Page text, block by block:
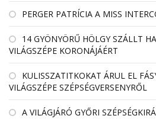
PERGER PATRÍCIA A MISS
14 GYÖNYÖRŰ HÖLGY SZÁLLT
VILÁGSZÉPE KORONÁJÁÉRT
KULISSZATITKOKAT ÁRUL EL
VILÁGSZÉPE SZÉPSÉGVERSENYRŐL
A VILÁGJÁRÓ GYŐRI